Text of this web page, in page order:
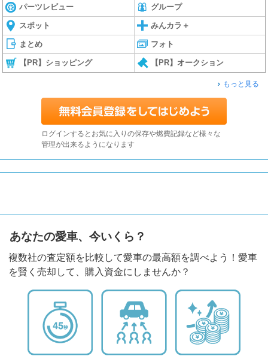
パーツレビュー グループ
スポット みんカラ＋
まとめ フォト
【PR】ショッピング 【PR】オークション
もっと見る
ログインするとお気に入りの保存や燃費記録など様々な
管理が出来るようになります
あなたの愛車、今いくら？
複数社の査定額を比較して愛車の最高額を調べよう！愛車
を賢く売却して、購入資金にしませんか？